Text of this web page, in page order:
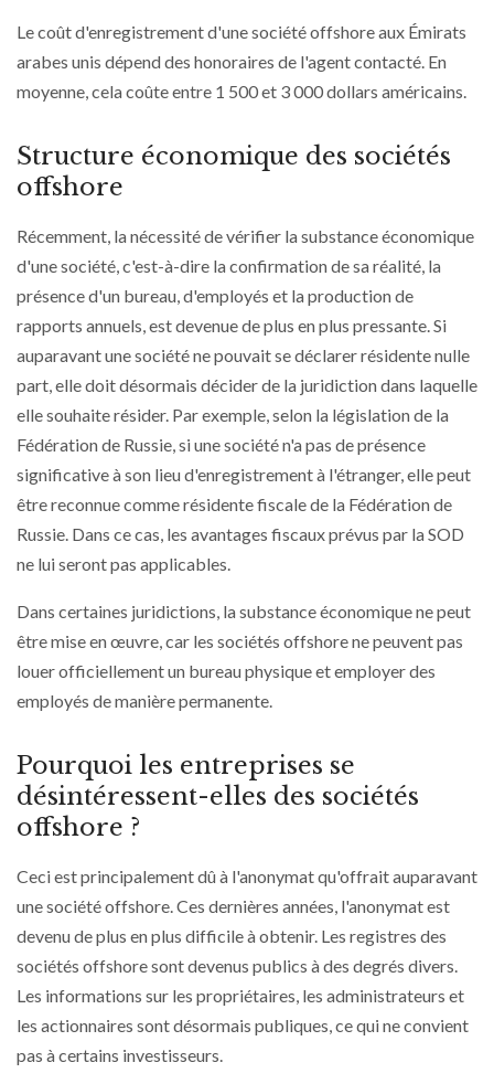
Le coût d'enregistrement d'une société offshore aux Émirats
arabes unis dépend des honoraires de l'agent contacté. En
moyenne, cela coûte entre 1 500 et 3 000 dollars américains.
Structure économique des sociétés
offshore
Récemment, la nécessité de vérifier la substance économique
d'une société, c'est-à-dire la confirmation de sa réalité, la
présence d'un bureau, d'employés et la production de
rapports annuels, est devenue de plus en plus pressante. Si
auparavant une société ne pouvait se déclarer résidente nulle
part, elle doit désormais décider de la juridiction dans laquelle
elle souhaite résider. Par exemple, selon la législation de la
Fédération de Russie, si une société n'a pas de présence
significative à son lieu d'enregistrement à l'étranger, elle peut
être reconnue comme résidente fiscale de la Fédération de
Russie. Dans ce cas, les avantages fiscaux prévus par la SOD
ne lui seront pas applicables.
Dans certaines juridictions, la substance économique ne peut
être mise en œuvre, car les sociétés offshore ne peuvent pas
louer officiellement un bureau physique et employer des
employés de manière permanente.
Pourquoi les entreprises se
désintéressent-elles des sociétés
offshore ?
Ceci est principalement dû à l'anonymat qu'offrait auparavant
une société offshore. Ces dernières années, l'anonymat est
devenu de plus en plus difficile à obtenir. Les registres des
sociétés offshore sont devenus publics à des degrés divers.
Les informations sur les propriétaires, les administrateurs et
les actionnaires sont désormais publiques, ce qui ne convient
pas à certains investisseurs.